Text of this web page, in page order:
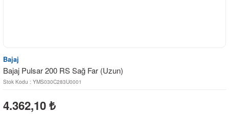
Bajaj
Bajaj Pulsar 200 RS Sağ Far (Uzun)
Stok Kodu : YMS030C283U0001
4.362,10 ₺